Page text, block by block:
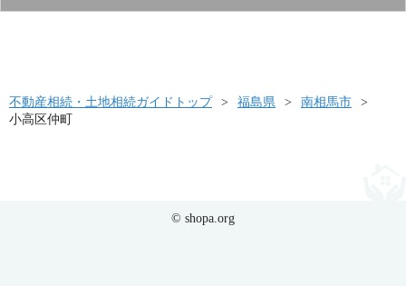
和歌山県
山口県
高知県
長崎県
不動産相続・土地相続ガイドトップ 福島県
南相馬市
小高区仲町
© shopa.org